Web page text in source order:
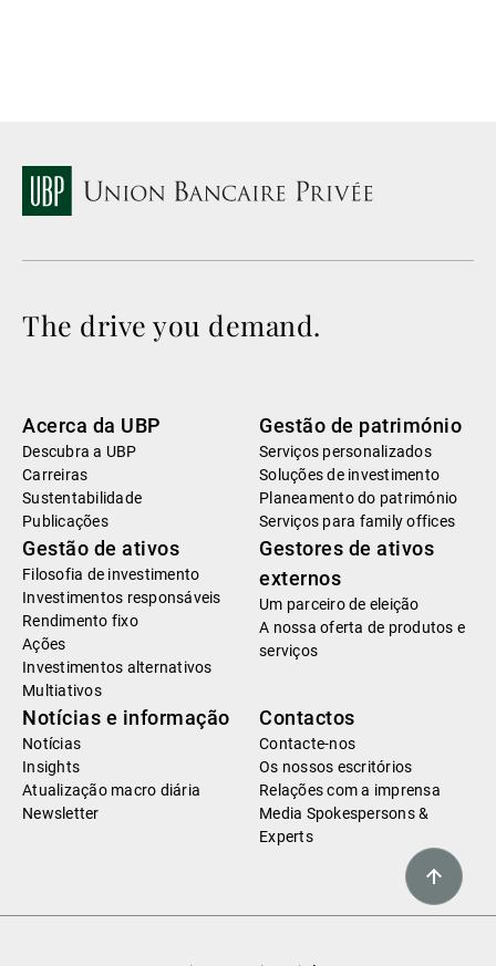
The drive you demand.
Acerca da UBP
Descubra a UBP
Carreiras
Sustentabilidade
Publicações
Gestão de património
Serviços personalizados
Soluções de investimento
Planeamento do património
Serviços para family offices
Gestão de ativos
Filosofia de investimento
Investimentos responsáveis
Rendimento fixo
Ações
Investimentos alternativos
Multiativos
Gestores de ativos
externos
Um parceiro de eleição
A nossa oferta de produtos e
serviços
Notícias e informação
Notícias
Insights
Atualização macro diária
Newsletter
Contactos
Contacte-nos
Os nossos escritórios
Relações com a imprensa
Media Spokespersons &
Experts